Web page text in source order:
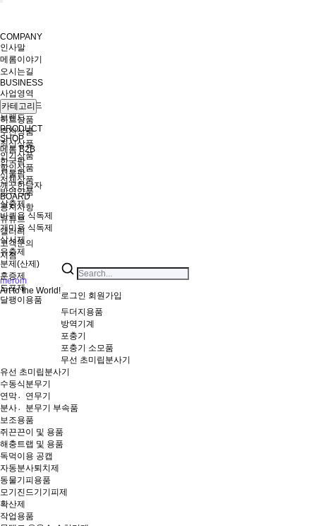
COMPANY
인사말
메롬이야기
오시는길
BUSINESS
사업영역
경영마인드
브랜드
PRODUCT
SHOP
메롬 B2B
한국팜
서울팜
깨끗한남자
BOARD
공지사항
유튜브
갤러리
고객문의
지점
merom
Art to the World!로그인 회원가입
카테고리
히트상품
추천상품
최신상품
인기상품
할인상품
전체상품
방역약품
살충제
바퀴용 식독제
개미용 식독제
살서제
유충제
분제(산제)
훈증제
도포제
달팽이용품
두더지용품
방역기계
포충기
포충기 소모품
무선 초미립분사기
유선 초미립분사기
수동식분무기
연막연〮무기
분사분〮무기 부속품
보조용품
쥐끈끈이 및 용품
해충트랩 및 용품
독먹이용 공캡
자동분사퇴치제
동물기피용품
모기진드기기피제
확산제
작업용품